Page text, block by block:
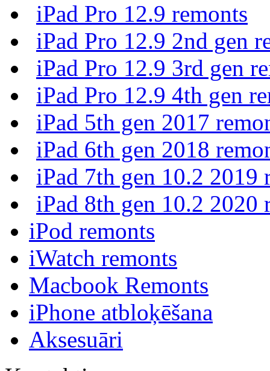
iPad Pro 12.9 remonts
iPad Pro 12.9 2nd gen
iPad Pro 12.9 3rd gen
iPad Pro 12.9 4th gen
iPad 5th gen 2017
iPad 6th gen 2018
iPad 7th gen 10.2 2019
iPad 8th gen 10.2 2020
iPod remonts
iWatch remonts
Macbook Remonts
iPhone atbloķēšana
Aksesuāri